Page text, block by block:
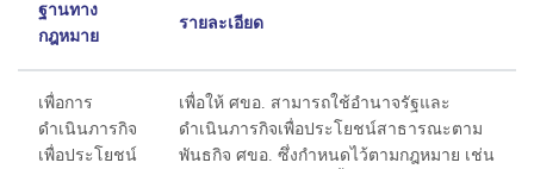
ฐานทาง
กฎหมาย
รายละเอียด
เพื่อการ
ดำเนินภารกิจ
เพื่อประโยชน์
เพื่อให้ ศขอ. สามารถใช้อำนาจรัฐและ
ดำเนินภารกิจเพื่อประโยชน์สาธารณะตาม
พันธกิจ ศขอ. ซึ่งกำหนดไว้ตามกฎหมาย เช่น